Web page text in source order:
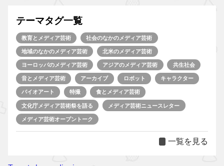
テーマタグ一覧
教育とメディア芸術 社会のなかのメディア芸術
地域のなかのメディア芸術 北米のメディア芸術
ヨーロッパのメディア芸術 アジアのメディア芸術 共生社会
音とメディア芸術 アーカイブ ロボット キャラクター
バイオアート 特撮 食とメディア芸術
文化庁メディア芸術祭を語る メディア芸術ニュースレター
メディア芸術オープントーク
一覧を見る